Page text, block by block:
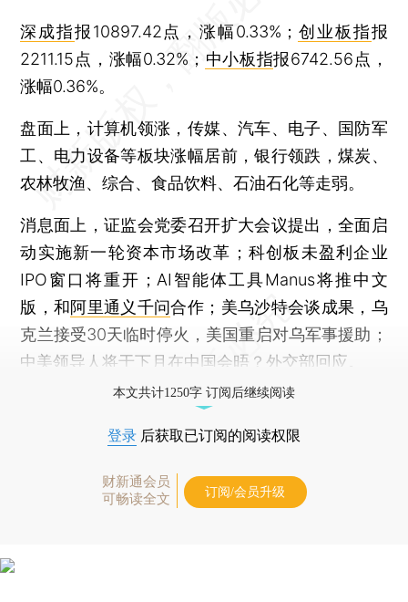
深成指报10897.42点，涨幅0.33%； 创业板指报
2211.15点，涨幅0.32%； 中小板指报6742.56点，
涨幅0.36%。
盘面上，计算机领涨，传媒、汽车、电子、国防军
工、电力设备等板块涨幅居前，银行领跌，煤炭、
农林牧渔、综合、食品饮料、石油石化等走弱。
消息面上，证监会党委召开扩大会议提出，全面启
动实施新一轮资本市场改革；科创板未盈利企业
IPO窗口将重开；AI智能体工具Manus将推中文
版，和阿里通义千问合作；美乌沙特会谈成果，乌
克兰接受30天临时停火，美国重启对乌军事援助；
中美领导人将于下月在中国会晤？外交部回应。
本文共计1250字 订阅后继续阅读
登录 后获取已订阅的阅读权限
财新通会员
可畅读全文
订阅/会员升级